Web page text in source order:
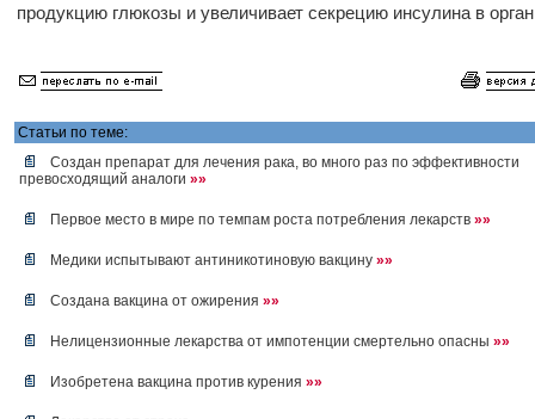
продукцию глюкозы и увеличивает секрецию инсулина в
Статьи по теме:
Создан препарат для лечения рака, во много раз по эффективности
превосходящий аналоги »»
Первое место в мире по темпам роста потребления лекарств »»
Медики испытывают антиникотиновую вакцину »»
Создана вакцина от ожирения »»
Нелицензионные лекарства от импотенции смертельно опасны »»
Изобретена вакцина против курения »»